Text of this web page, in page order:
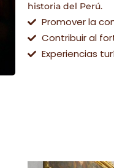
historia del Perú.
Promover la
Contribuir al
Experiencias